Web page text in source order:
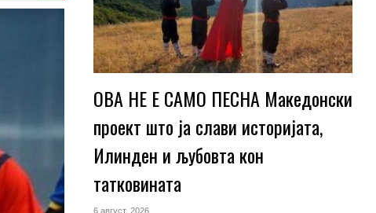
ОВА НЕ Е САМО ПЕСНА Македонски
проект што ја слави историјата,
Илинден и љубовта кон
татковината
6 август, 2026